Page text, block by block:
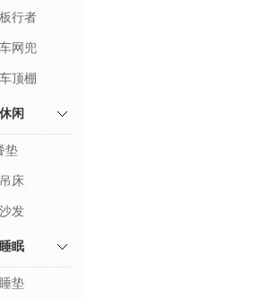
行者
网兜
顶棚
闲
垫
床
发
眠
垫